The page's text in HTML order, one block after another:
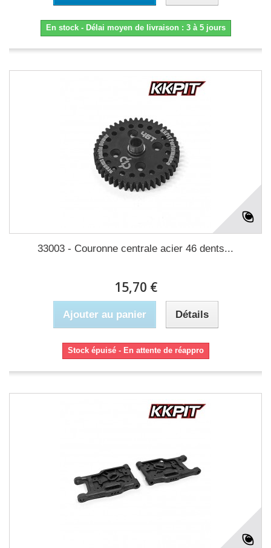
En stock - Délai moyen de livraison : 3 à 5 jours
33003 - Couronne centrale acier 46 dents...
15,70 €
Ajouter au panier Détails
Stock épuisé - En attente de réappro